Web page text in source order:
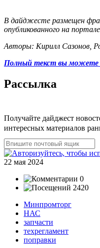
В дайджесте размещен
опубликованного на
Авторы: Кирилл Сазонов,
Полный текст вы можете
Рассылка
Получайте дайджест
интересных материалов
22 мая 2024
0
2420
Минпромторг
НАС
запчасти
техрегламент
поправки